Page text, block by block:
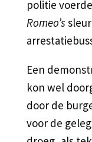
politie
Romeo’s
Een
kon wel
door de
voor de